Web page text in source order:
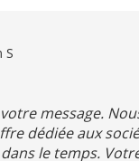
S
message.
dédiée aux
le temps.